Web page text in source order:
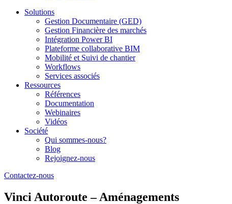
Solutions
Gestion Documentaire (GED)
Gestion Financière des marchés
Intégration Power BI
Plateforme collaborative BIM
Mobilité et Suivi de chantier
Workflows
Services associés
Ressources
Références
Documentation
Webinaires
Vidéos
Société
Qui sommes-nous?
Blog
Rejoignez-nous
Contactez-nous
Vinci Autoroute – Aménagements